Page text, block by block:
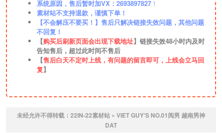
系统原因，售后暂时加VX：2693897827 ！
素材站不支持退款，谨慎下单！
【不会解压不要买！】售后只解决链接失效问题，其他问题
不回复！
【购买后刷新页面会出现下载地址】链接失效48小时内及时
告知售后，超过此时间不售后
【售后白天不定时上线，有问题的留言即可，上线会立马回
复】
未经允许不得转载： 22IN-22素材站 » VIET GUY'S NO.01阅男 越南男神
DAT